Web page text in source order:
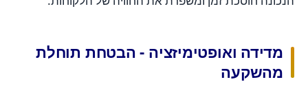
מדידה ואופטימיזציה - הבטחת תוחלת
מהשקעה